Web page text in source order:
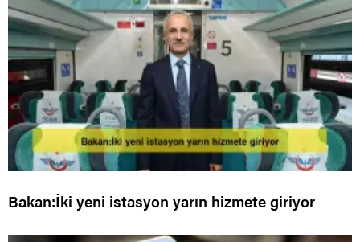
Bakan:İki yeni istasyon yarın hizmete giriyor